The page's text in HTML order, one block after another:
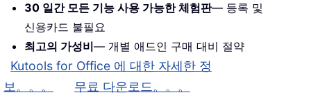
30 일간 모든 기능 사용 가능한 체험판— 등록 및
신용카드 불필요
최고의 가성비— 개별 애드인 구매 대비 절약
Kutools for Office 에 대한 자세한 정
보。。。
무료 다운로드。。。